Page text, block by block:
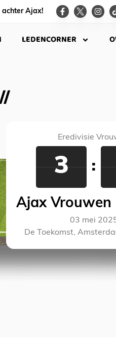
achter Ajax!
LEDENCORNER
Eredivisie
3 :
Ajax Vrouwen
03 mei
De Toekomst,